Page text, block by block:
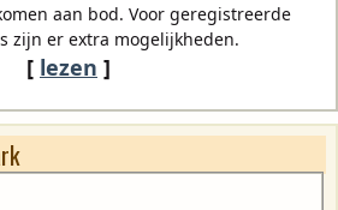
aan bod. Voor geregistreerde
zijn er extra mogelijkheden.
[ lezen ]